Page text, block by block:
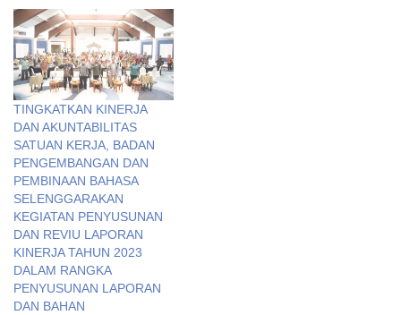
TINGKATKAN KINERJA
DAN AKUNTABILITAS
SATUAN KERJA, BADAN
PENGEMBANGAN DAN
PEMBINAAN BAHASA
SELENGGARAKAN
KEGIATAN PENYUSUNAN
DAN REVIU LAPORAN
KINERJA TAHUN 2023
DALAM RANGKA
PENYUSUNAN LAPORAN
DAN BAHAN